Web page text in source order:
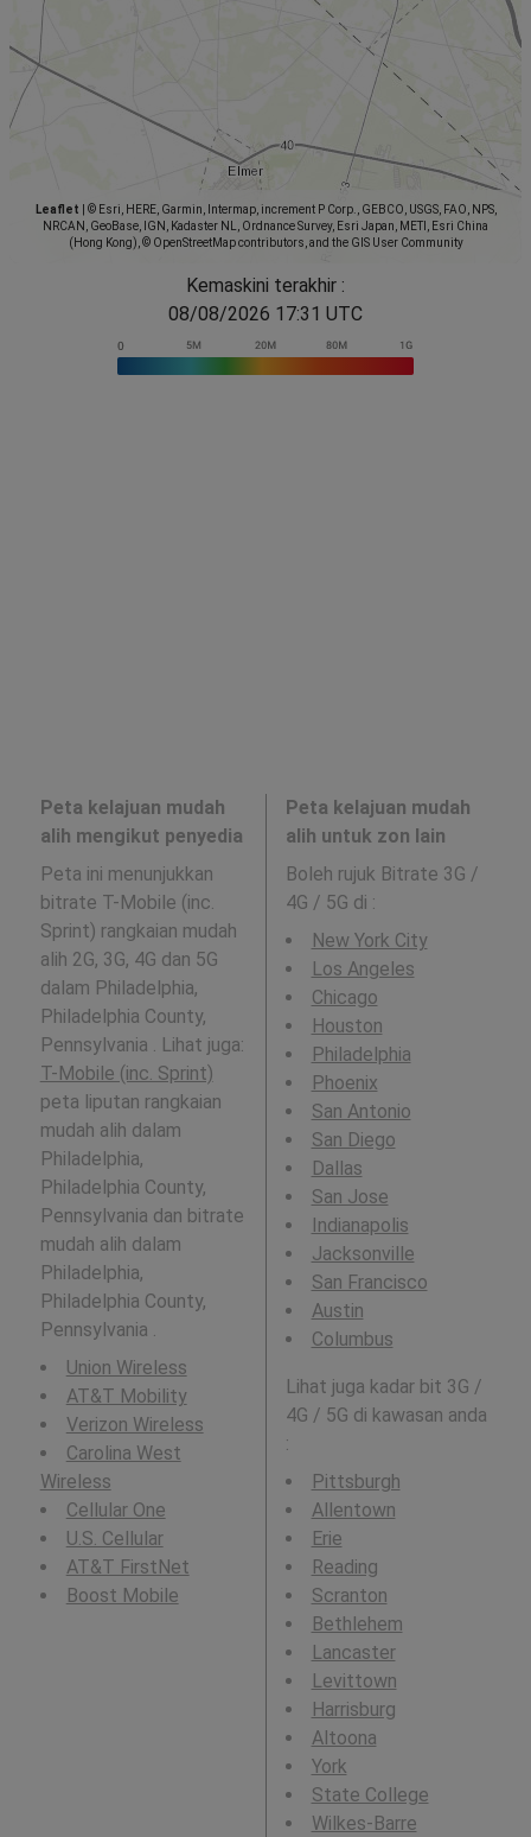
Leaflet
© Esri, HERE, Garmin, Intermap, increment P Corp., GEBCO, USGS, FAO, NPS,
NRCAN, GeoBase, IGN, Kadaster NL, Ordnance Survey, Esri Japan, METI, Esri China
(Hong Kong), © OpenStreetMap contributors, and the GIS User Community
Kemaskini terakhir :
08/08/2026 17:31 UTC
Peta kelajuan mudah
alih mengikut penyedia
Peta ini menunjukkan
bitrate T-Mobile (inc.
Sprint) rangkaian mudah
alih 2G, 3G, 4G dan 5G
dalam Philadelphia,
Philadelphia County,
Pennsylvania . Lihat juga:
T-Mobile (inc. Sprint)
peta liputan rangkaian
mudah alih dalam
Philadelphia,
Philadelphia County,
Pennsylvania dan bitrate
mudah alih dalam
Philadelphia,
Philadelphia County,
Pennsylvania .
Union Wireless
AT&T Mobility
Verizon Wireless
Carolina West
Wireless
Cellular One
U.S. Cellular
AT&T FirstNet
Boost Mobile
Peta kelajuan mudah
alih untuk zon lain
Boleh rujuk Bitrate 3G /
4G / 5G di :
New York City
Los Angeles
Chicago
Houston
Philadelphia
Phoenix
San Antonio
San Diego
Dallas
San Jose
Indianapolis
Jacksonville
San Francisco
Austin
Columbus
Lihat juga kadar bit 3G /
4G / 5G di kawasan anda
:
Pittsburgh
Allentown
Erie
Reading
Scranton
Bethlehem
Lancaster
Levittown
Harrisburg
Altoona
York
State College
Wilkes-Barre